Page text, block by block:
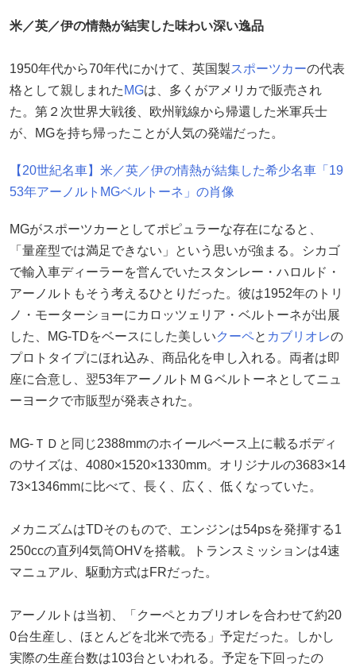
米／英／伊の情熱が結実した味わい深い逸品
1950年代から70年代にかけて、英国製スポーツカーの代表
格として親しまれた MGは、多くがアメリカで販売され
た。第２次世界大戦後、欧州戦線から帰還した米軍兵士
が、MGを持ち帰ったことが人気の発端だった。
【20世紀名車】米／英／伊の情熱が結集した希少名車「19
53年アーノルトMGベルトーネ」の肖像
MGがスポーツカーとしてポピュラーな存在になると、
「量産型では満足できない」という思いが強まる。シカゴ
で輸入車ディーラーを営んでいたスタンレー・ハロルド・
アーノルトもそう考えるひとりだった。彼は1952年のトリ
ノ・モーターショーにカロッツェリア・ベルトーネが出展
した、MG-TDをベースにした美しいクーペと カブリオレの
プロトタイプにほれ込み、商品化を申し入れる。両者は即
座に合意し、翌53年アーノルトＭＧベルトーネとしてニュ
ーヨークで市販型が発表された。
MG-ＴＤと同じ2388mmのホイールベース上に載るボディ
のサイズは、4080×1520×1330mm。オリジナルの3683×14
73×1346mmに比べて、長く、広く、低くなっていた。
メカニズムはTDそのもので、エンジンは54psを発揮する1
250ccの直列4気筒OHVを搭載。トランスミッションは4速
マニュアル、駆動方式はFRだった。
アーノルトは当初、「クーペとカブリオレを合わせて約20
0台生産し、ほとんどを北米で売る」予定だった。しかし
実際の生産台数は103台といわれる。予定を下回ったの